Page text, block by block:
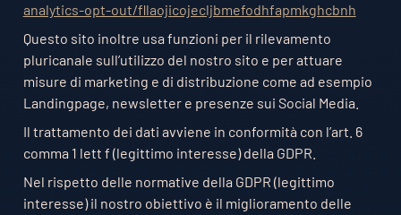
analytics-opt-out/fllaojicojecljbmefodhfapmkghcbnh
Questo sito inoltre usa funzioni per il rilevamento
pluricanale sull’utilizzo del nostro sito e per attuare
misure di marketing e di distribuzione come ad esempio
Landingpage, newsletter e presenze sui Social Media.
Il trattamento dei dati avviene in conformità con l’art. 6
comma 1 lett f (legittimo interesse) della GDPR.
Nel rispetto delle normative della GDPR (legittimo
interesse) il nostro obiettivo è il miglioramento delle